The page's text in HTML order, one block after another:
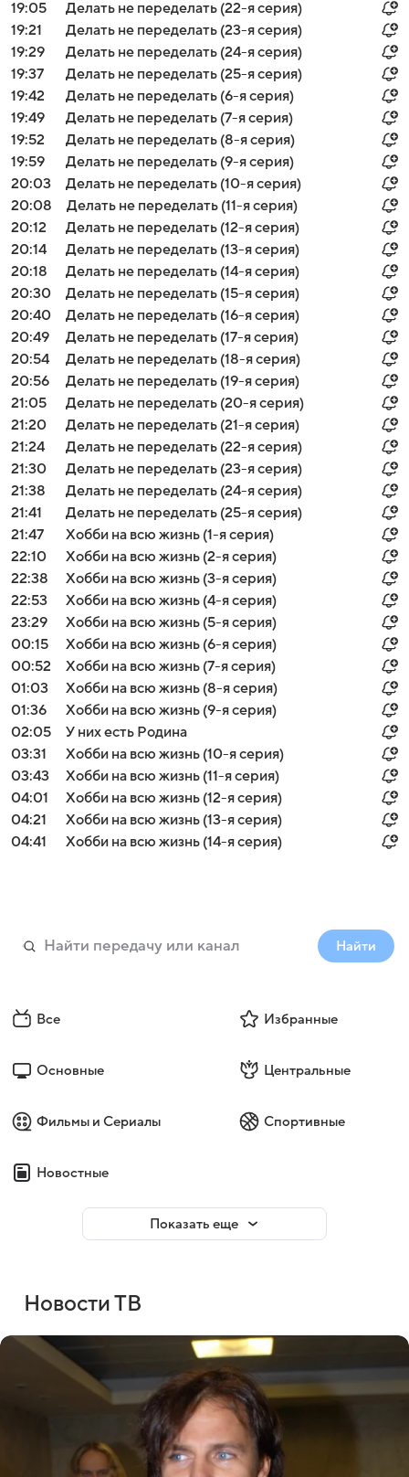
19:05
Делать не переделать (22-я серия)
19:21
Делать не переделать (23-я серия)
19:29
Делать не переделать (24-я серия)
19:37
Делать не переделать (25-я серия)
19:42
Делать не переделать (6-я серия)
19:49
Делать не переделать (7-я серия)
19:52
Делать не переделать (8-я серия)
19:59
Делать не переделать (9-я серия)
20:03
Делать не переделать (10-я серия)
20:08
Делать не переделать (11-я серия)
20:12
Делать не переделать (12-я серия)
20:14
Делать не переделать (13-я серия)
20:18
Делать не переделать (14-я серия)
20:30
Делать не переделать (15-я серия)
20:40
Делать не переделать (16-я серия)
20:49
Делать не переделать (17-я серия)
20:54
Делать не переделать (18-я серия)
20:56
Делать не переделать (19-я серия)
21:05
Делать не переделать (20-я серия)
21:20
Делать не переделать (21-я серия)
21:24
Делать не переделать (22-я серия)
21:30
Делать не переделать (23-я серия)
21:38
Делать не переделать (24-я серия)
21:41
Делать не переделать (25-я серия)
21:47
Хобби на всю жизнь (1-я серия)
22:10
Хобби на всю жизнь (2-я серия)
22:38
Хобби на всю жизнь (3-я серия)
22:53
Хобби на всю жизнь (4-я серия)
23:29
Хобби на всю жизнь (5-я серия)
00:15
Хобби на всю жизнь (6-я серия)
00:52
Хобби на всю жизнь (7-я серия)
01:03
Хобби на всю жизнь (8-я серия)
01:36
Хобби на всю жизнь (9-я серия)
02:05
У них есть Родина
03:31
Хобби на всю жизнь (10-я серия)
03:43
Хобби на всю жизнь (11-я серия)
04:01
Хобби на всю жизнь (12-я серия)
04:21
Хобби на всю жизнь (13-я серия)
04:41
Хобби на всю жизнь (14-я серия)
Найти
Все Избранные
Основные Центральные
Фильмы и Сериалы Спортивные
Новостные
Показать еще
Новости ТВ